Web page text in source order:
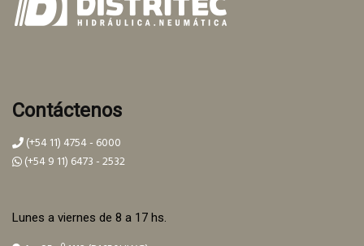
Contáctenos
(+54 11) 4754 - 6000
(+54 9 11) 6473 - 2532
Lunes a viernes de 8 a 17 hs.